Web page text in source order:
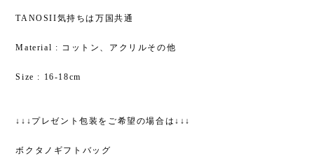
TANOSII気持ちは万国共通
Material : コットン、アクリルその他
Size : 16-18cm
↓↓↓プレゼント包装をご希望の場合は↓↓↓
ボクタノギフトバッグ